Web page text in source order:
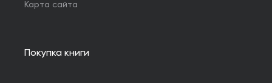
Карта сайта
Покупка книги